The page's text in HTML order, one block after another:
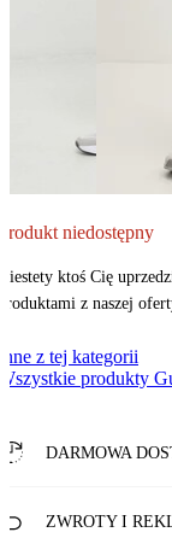
niedostępny
ktoś Cię
z naszej
z tej kategorii
produkty
DARMOWA
ZWROTY I